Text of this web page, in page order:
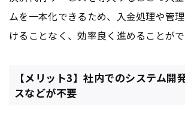
ムを一本化できるため、入金処理や管
けることなく、効率良く進めることがで
【メリット3】社内でのシステム開
スなどが不要